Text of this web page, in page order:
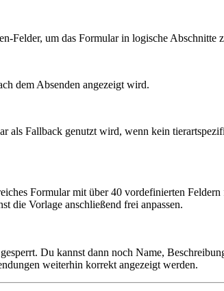
Felder, um das Formular in logische Abschnitte
dem Absenden angezeigt wird.
als Fallback genutzt wird, wenn kein
Formular mit über 40 vordefinierten
die Vorlage anschließend frei anpassen.
Du kannst dann noch Name,
weiterhin korrekt angezeigt werden.